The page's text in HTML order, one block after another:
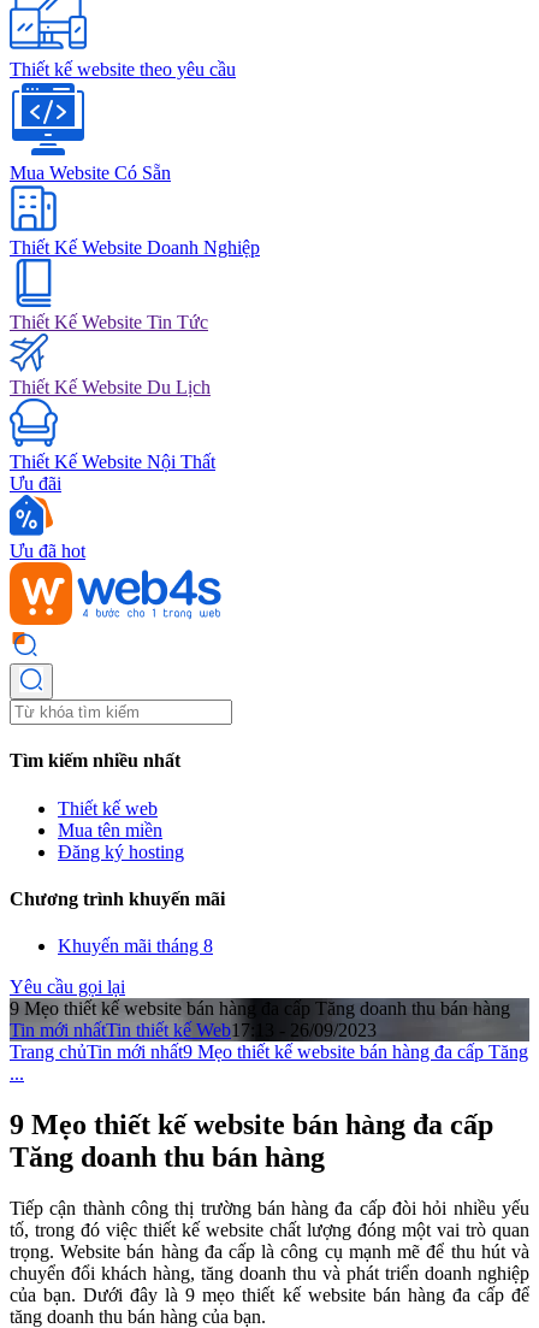
Thiết kế website theo yêu cầu
Mua Website Có Sẵn
Thiết Kế Website Doanh Nghiệp
Thiết Kế Website Tin Tức
Thiết Kế Website Du Lịch
Thiết Kế Website Nội Thất
Ưu đãi
Ưu đã hot
Tìm kiếm nhiều nhất
Thiết kế web
Mua tên miền
Đăng ký hosting
Chương trình khuyến mãi
Khuyến mãi tháng 8
Yêu cầu gọi lại
9 Mẹo thiết kế website bán hàng đa cấp Tăng doanh thu bán hàng
Tin mới nhấtTin thiết kế Web17:13 - 26/09/2023
Trang chủTin mới nhất9 Mẹo thiết kế website bán hàng đa cấp Tăng
...
9 Mẹo thiết kế website bán hàng đa cấp
Tăng doanh thu bán hàng
Tiếp cận thành công thị trường bán hàng đa cấp đòi hỏi nhiều yếu
tố, trong đó việc thiết kế website chất lượng đóng một vai trò quan
trọng. Website bán hàng đa cấp là công cụ mạnh mẽ để thu hút và
chuyển đổi khách hàng, tăng doanh thu và phát triển doanh nghiệp
của bạn. Dưới đây là 9 mẹo thiết kế website bán hàng đa cấp để
tăng doanh thu bán hàng của bạn.